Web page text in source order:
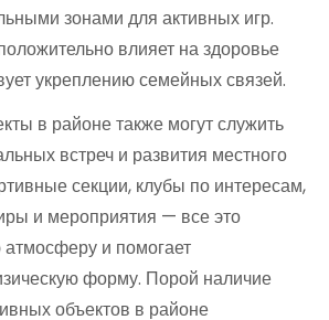
зонами для активных игр.
влияет на здоровье
укреплению семейных связей.
в районе также могут служить
встреч и развития местного
секции, клубы по интересам,
и мероприятия — все это
атмосферу и помогает
форму. Порой наличие
объектов в районе